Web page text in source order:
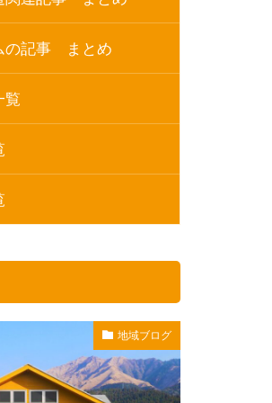
の記事 まとめ
覧
地域ブログ